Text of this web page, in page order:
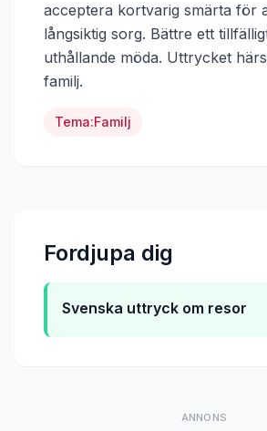
acceptera kortvarig smärta för
långsiktig sorg. Bättre ett
uthållande möda. Uttrycket
familj.
Tema:Familj
Fordjupa dig
Svenska uttryck om resor
ANNONS